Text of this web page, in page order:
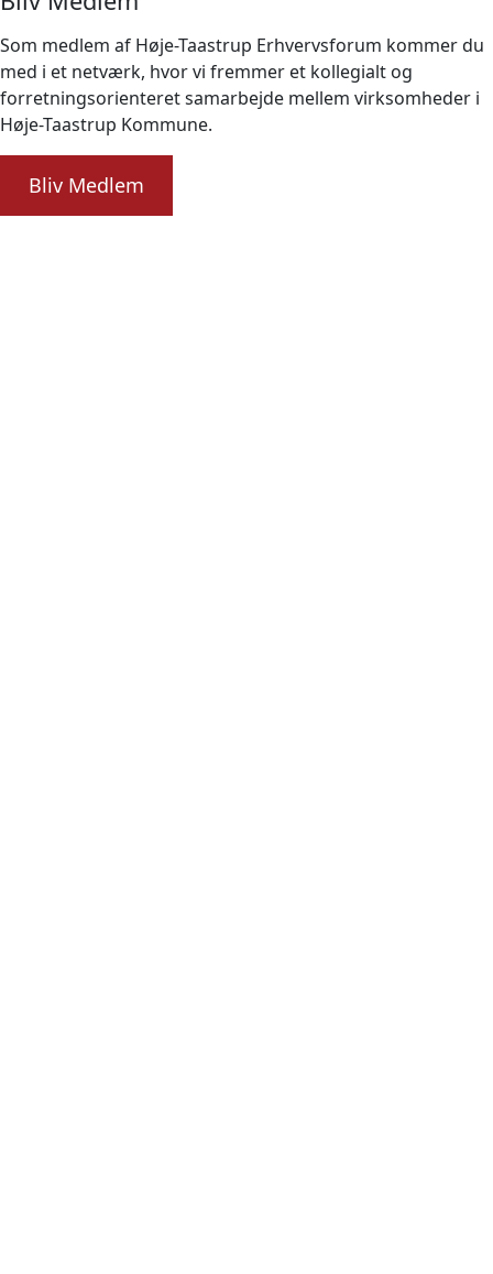
Som medlem af Høje-Taastrup Erhvervsforum kommer du
med i et netværk, hvor vi fremmer et kollegialt og
forretningsorienteret samarbejde mellem virksomheder i
Høje-Taastrup Kommune.
Bliv Medlem